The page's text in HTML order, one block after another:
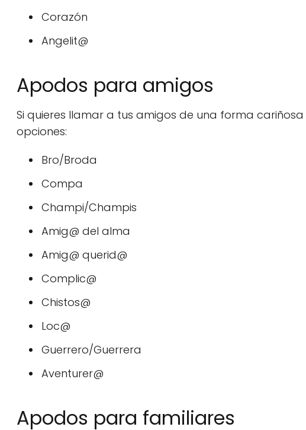
Corazón
Angelit@
Apodos para amigos
Si quieres llamar a tus amigos de una forma
opciones:
Bro/Broda
Compa
Champi/Champis
Amig@ del alma
Amig@ querid@
Complic@
Chistos@
Loc@
Guerrero/Guerrera
Aventurer@
Apodos para familiares